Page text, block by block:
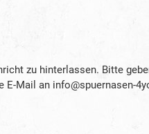
zu hinterlassen. Bitte
E-Mail an info@spuernasen-